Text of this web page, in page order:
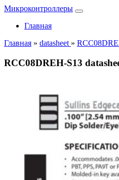
Микроконтроллеры
Главная
Главная » datasheet »
RCC08DREH-S13